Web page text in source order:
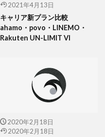
2021年4月13日
キャリア新プラン比較
ahamo・povo・LINEMO・
Rakuten UN-LIMIT VI
2020年2月18日
2020年2月18日